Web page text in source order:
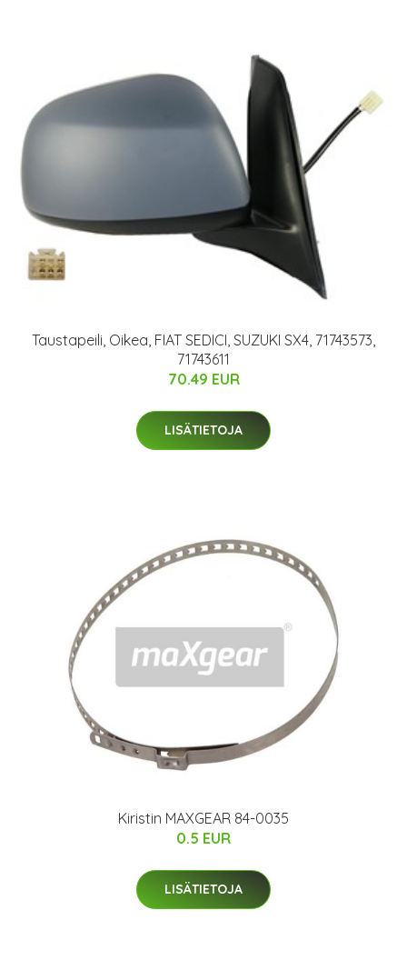
Taustapeili, Oikea, FIAT SEDICI, SUZUKI SX4, 71743573,
71743611
70.49 EUR
LISÄTIETOJA
Kiristin MAXGEAR 84-0035
0.5 EUR
LISÄTIETOJA